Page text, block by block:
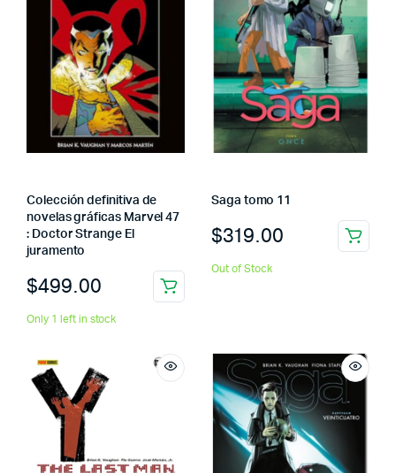
Colección definitiva de
novelas gráficas Marvel 47
: Doctor Strange El
juramento
$499.00
Only 1 left in stock
Saga tomo 11
$319.00
Out of Stock